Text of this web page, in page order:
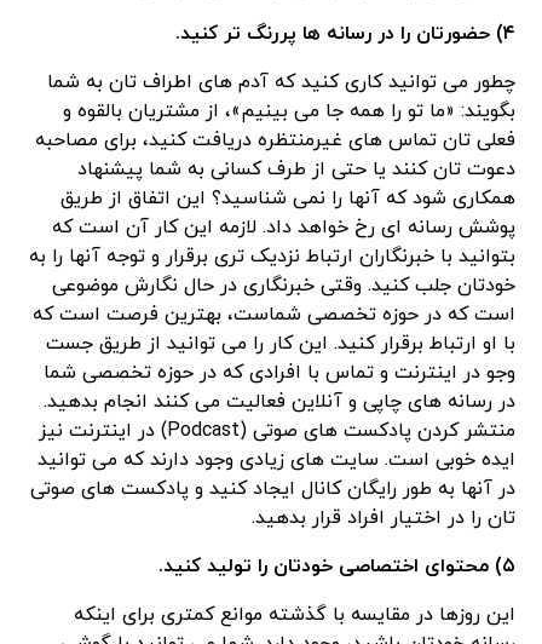
۴) حضورتان را در رسانه ها پررنگ تر کنید.
چطور می توانید کاری کنید که آدم های اطراف تان به شما
بگویند: «ما تو را همه جا می بینیم»، از مشتریان بالقوه و
فعلی تان تماس های غیرمنتظره دریافت کنید، برای مصاحبه
دعوت تان کنند یا حتی از طرف کسانی به شما پیشنهاد
همکاری شود که آنها را نمی شناسید؟ این اتفاق از طریق
پوشش رسانه ای رخ خواهد داد. لازمه این کار آن است که
بتوانید با خبرنگاران ارتباط نزدیک تری برقرار و توجه آنها را به
خودتان جلب کنید. وقتی خبرنگاری در حال نگارش موضوعی
است که در حوزه تخصصی شماست، بهترین فرصت است که
با او ارتباط برقرار کنید. این کار را می توانید از طریق جست
وجو در اینترنت و تماس با افرادی که در حوزه تخصصی شما
در رسانه های چاپی و آنلاین فعالیت می کنند انجام بدهید.
منتشر کردن پادکست های صوتی (Podcast) در اینترنت نیز
ایده خوبی است. سایت های زیادی وجود دارند که می توانید
در آنها به طور رایگان کانال ایجاد کنید و پادکست های صوتی
تان را در اختیار افراد قرار بدهید.
۵) محتوای اختصاصی خودتان را تولید کنید.
این روزها در مقایسه با گذشته موانع کمتری برای اینکه